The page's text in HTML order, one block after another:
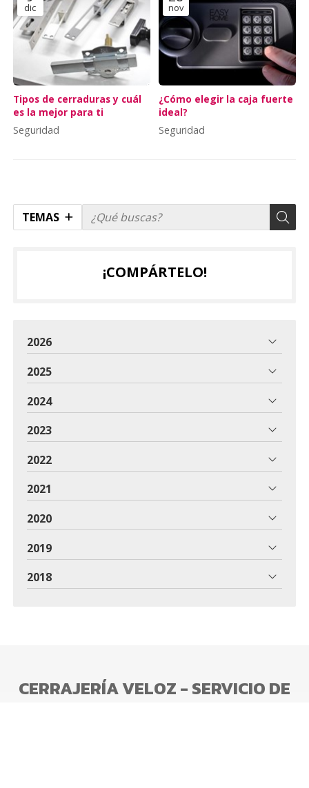
TEMAS
dic
Tipos de cerraduras y cuál
es la mejor para ti
Seguridad
nov
¿Cómo elegir la caja fuerte
ideal?
Seguridad
¡COMPÁRTELO!
2026
2025
2024
2023
2022
2021
2020
2019
2018
CERRAJERÍA VELOZ - SERVICIO DE